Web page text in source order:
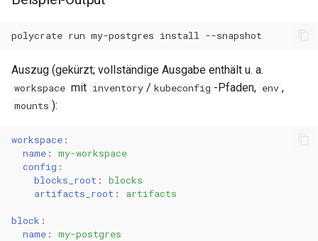
polycrate run my-postgres install
Auszug (gekürzt; vollständige Ausgabe enthält u. a.
workspace mit inventory / kubeconfig -Pfaden, env ,
mounts ):
workspace :
name :
my-workspace
config :
blocks_root :
blocks
artifacts_root : artifacts
block :
name :
my-postgres